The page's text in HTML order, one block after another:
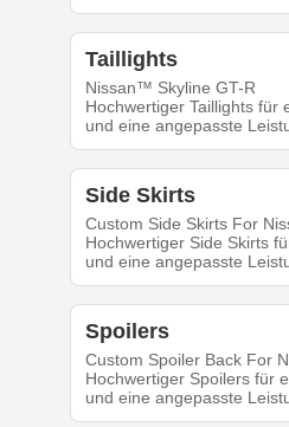
Taillights
Nissan™ Skyline GT-R
Hochwertiger Taillights für
und eine angepasste
Side Skirts
Custom Side Skirts For
Hochwertiger Side Skirts
und eine angepasste
Spoilers
Custom Spoiler Back For
Hochwertiger Spoilers für
und eine angepasste